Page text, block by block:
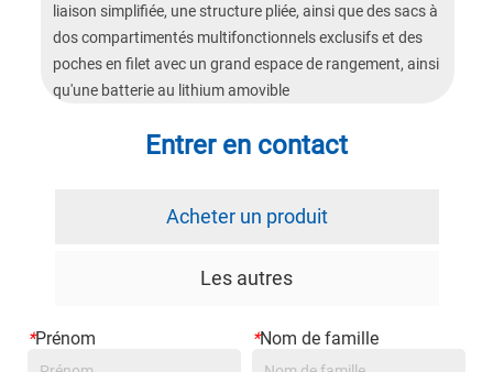
liaison simplifiée, une structure pliée, ainsi que des sacs à
dos compartimentés multifonctionnels exclusifs et des
poches en filet avec un grand espace de rangement, ainsi
qu'une batterie au lithium amovible
Entrer en contact
Acheter un produit
Les autres
*Prénom *Nom de famille